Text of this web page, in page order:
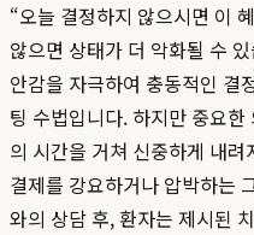
“오늘 결정하지 않으시면 이
않으면 상태가 더 악화될 수
안감을 자극하여 충동적인 결
팅 수법입니다. 하지만 중요
의 시간을 거쳐 신중하게 내려
결제를 강요하거나 압박하는
와의 상담 후, 환자는 제시된